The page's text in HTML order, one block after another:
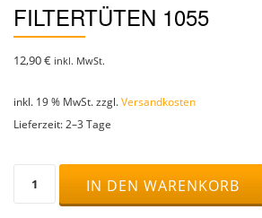
FILTERTÜTEN 1055
12,90€ inkl. MwSt.
inkl. 19 % MwSt. zzgl. Versandkosten
Lieferzeit:2–3 Tage
1055
Menge
IN DEN WARENKORB